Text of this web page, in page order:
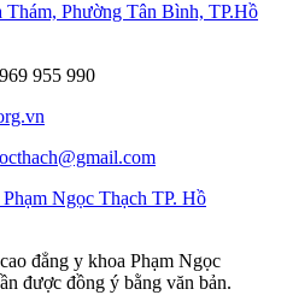
Thám, Phường Tân Bình, TP.Hồ
955 990
Ngọc Thạch TP. Hồ
đẳng y khoa Phạm Ngọc
được đồng ý bằng văn bản.